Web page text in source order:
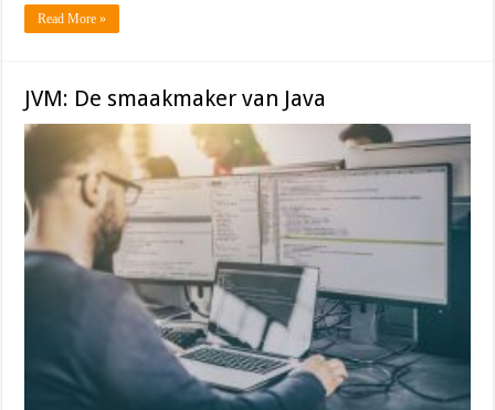
Read More »
JVM: De smaakmaker van Java